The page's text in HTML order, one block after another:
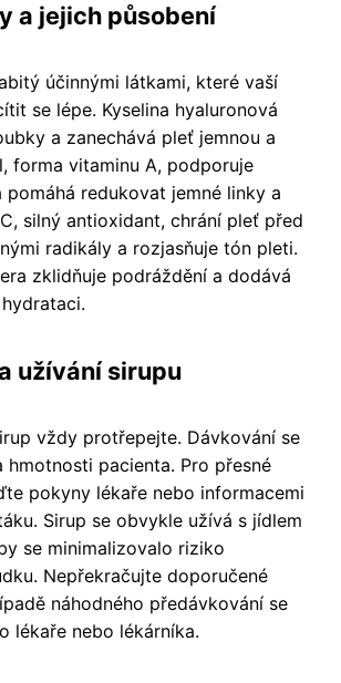
a jejich působení
účinnými látkami, které vaší
se lépe. Kyselina hyaluronová
a zanechává pleť jemnou a
forma vitaminu A, podporuje
pomáhá redukovat jemné linky a
silný antioxidant, chrání pleť před
radikály a rozjasňuje tón pleti.
zklidňuje podráždění a dodává
užívání sirupu
vždy protřepejte. Dávkování se
hmotnosti pacienta. Pro přesné
pokyny lékaře nebo informacemi
Sirup se obvykle užívá s jídlem
se minimalizovalo riziko
Nepřekračujte doporučené
náhodného předávkování se
lékaře nebo lékárníka.